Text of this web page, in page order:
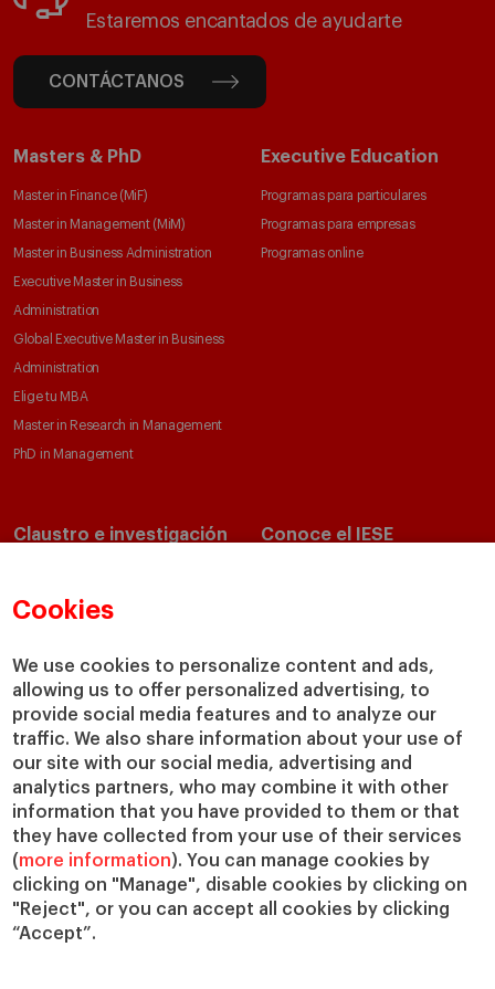
Cookies
We use cookies to personalize content and ads,
allowing us to offer personalized advertising, to
provide social media features and to analyze our
traffic. We also share information about your use of
our site with our social media, advertising and
analytics partners, who may combine it with other
information that you have provided to them or that
they have collected from your use of their services
(more information). You can manage cookies by
clicking on "Manage", disable cookies by clicking on
"Reject", or you can accept all cookies by clicking
“Accept”.
Estaremos encantados de ayudarte
CONTÁCTANOS
Masters & PhD
Master in Finance (MiF)
Master in Management (MiM)
Master in Business Administration
Executive Master in Business
Administration
Global Executive Master in Business
Administration
Elige tu MBA
Master in Research in Management
PhD in Management
Executive Education
Programas para particulares
Programas para empresas
Programas online
Claustro e investigación
Departamentos académicos
Cátedras
IESE Insight
IESE Publishing
Conoce el IESE
Nuestro impacto
Colabora con el IESE
Servicios
Biblioteca
Canal de Compliance
Capellanía
IESE Shop
Jobs @IESE
Préstamos y becas